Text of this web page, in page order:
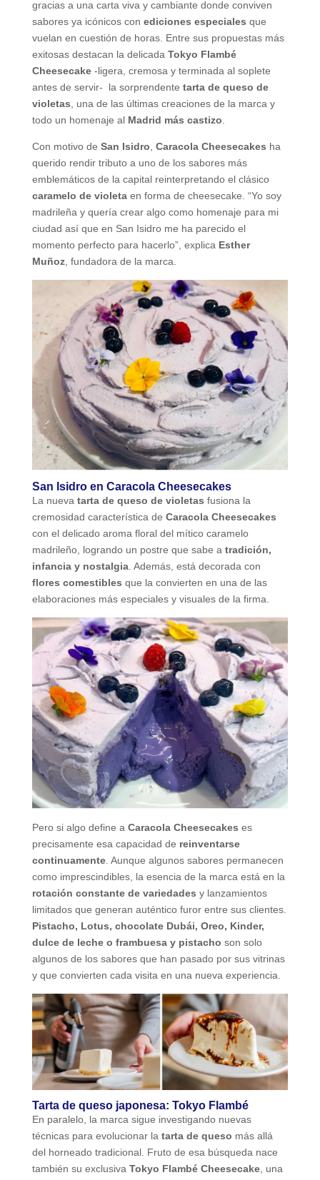
gracias a una carta viva y cambiante donde conviven
sabores ya icónicos con ediciones especiales que
vuelan en cuestión de horas. Entre sus propuestas más
exitosas destacan la delicada Tokyo Flambé
Cheesecake-ligera, cremosa y terminada al soplete
antes de servir- la sorprendente tarta de queso de
violetas , una de las últimas creaciones de la marca y
todo un homenaje al Madrid más castizo
Con motivo de San Isidro Caracola Cheesecakes ha
querido rendir tributo a uno de los sabores más
emblemáticos de la capital reinterpretando el clásico
caramelo de violetaen forma de cheesecake. “Yo soy
madrileña y quería crear algo como homenaje para mi
ciudad así que en San Isidro me ha parecido el
momento perfecto para hacerlo”, explica Esther
Muñoz, fundadora de la marca.
San Isidro en Caracola Cheesecakes
La nueva tarta de queso de violetas fusiona la
cremosidad característica de Caracola Cheesecakes
con el delicado aroma floral del mítico caramelo
madrileño, logrando un postre que sabe a tradición,
infancia y nostalgia. Además, está decorada con
flores comestibles que la convierten en una de las
elaboraciones más especiales y visuales de la firma.
Pero si algo define a Caracola Cheesecakes es
precisamente esa capacidad de reinventarse
continuamente. Aunque algunos sabores permanecen
como imprescindibles, la esencia de la marca está en la
rotación constante de variedades y lanzamientos
limitados que generan auténtico furor entre sus clientes.
Pistacho, Lotus, chocolate Dubái, Oreo, Kinder,
dulce de leche o frambuesa y pistacho son solo
algunos de los sabores que han pasado por sus vitrinas
y que convierten cada visita en una nueva experiencia.
Tarta de queso japonesa: Tokyo Flambé
En paralelo, la marca sigue investigando nuevas
técnicas para evolucionar la tarta de queso más allá
del horneado tradicional. Fruto de esa búsqueda nace
también su exclusiva Tokyo Flambé Cheesecake, una